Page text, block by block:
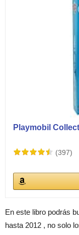
Playmobil
(397)
En este libro podrás
hasta 2012 , no solo